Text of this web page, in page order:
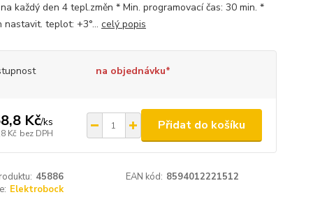
každý den 4 tepl.změn * Min. programovací čas: 30 min. *
nastavit. teplot: +3°... celý popis
na objednávku*
Kč/ks
Kč bez DPH
Přidat do košíku
45886 EAN kód: 8594012221512
Elektrobock